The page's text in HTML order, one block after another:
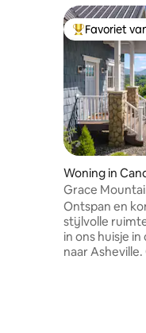
Topfavoriet
Favoriet
Woning in
Grace
/Rustig+Privé
Ontspan en
stijlvolle
in ons huisje
naar